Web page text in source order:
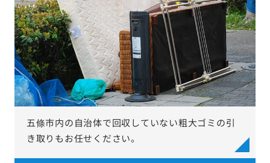
五條市内の自治体で回収していない粗大ゴミの引
き取りもお任せください。